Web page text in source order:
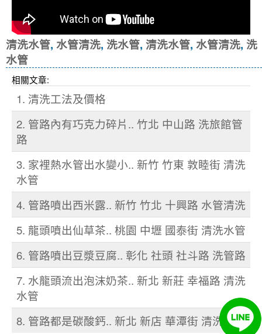
清洗水管, 水管清洗, 洗水管, 清洗水管, 水管清洗, 洗
水管
相關文章:
1. 清洗工法及價格
2. 管路內有巧克力碎片.. 竹北 中山路 洗旅館管
路
3. 家裡熱水管出水變小.. 新竹 竹東 敦睦街 清洗
水管
4. 管路噴出西米露.. 新竹 竹北 十興路 水管清洗
5. 龍頭噴出仙草茶.. 桃園 中壢 國泰街 清洗水管
6. 管路噴出豆漿豆腐.. 彰化 社頭 社斗路 洗管路
7. 水龍頭流出泡沫奶茶.. 新北 新莊 幸福路 清洗
水管
8. 管路都是碳酸鈣.. 新北 新店 華潭街 清洗水管